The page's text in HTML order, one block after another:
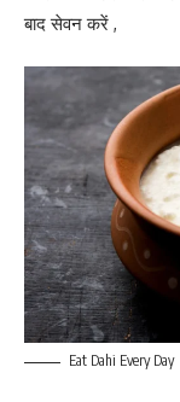
बाद सेवन करें ,
Eat Dahi Every Day